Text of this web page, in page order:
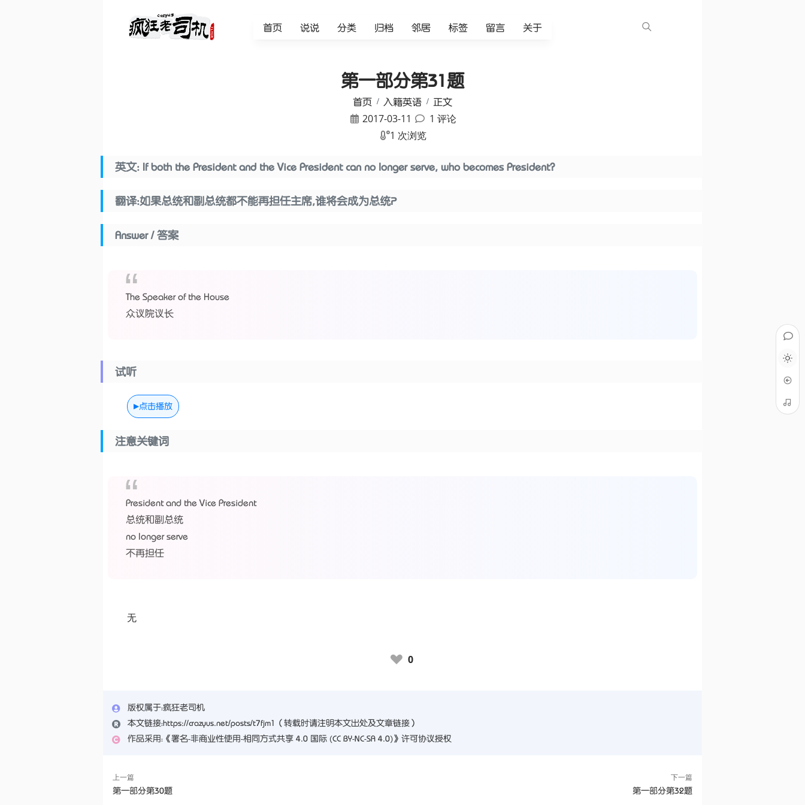
首页 说说 分类 归档 邻居 标签 留言 关于
第一部分第31题
首页 入籍英语 正文
2017-03-11
1 评论
1 次浏览
英文: If both the President and the Vice President can no longer serve, who becomes President?
翻译:如果总统和副总统都不能再担任主席,谁将会成为总统？
Answer / 答案
The Speaker of the House
众议院议长
试听
点击播放
注意关键词
President and the Vice President
总统和副总统
no longer serve
不再担任
无
♥ 0
版权属于：疯狂老司机
本文链接：https://crazyus.net/posts/t7fjm1
（转载时请注明本文出处及文章链接）
作品采用： 《 署名-非商业性使用-相同方式共享 4.0 国际 (CC BY-NC-SA 4.0) 》许可协议授权
上一篇
第一部分第30题
下一篇
第一部分第32题